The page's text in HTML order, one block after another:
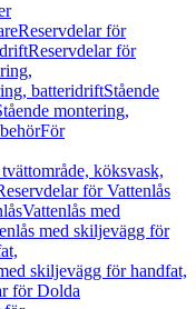
Reservdelar för
Reservdelar för
batteridriftStående
montering,
För
köksvask,
för Vattenlås
Vattenlås med
med skiljevägg för
skiljevägg för handfat,
för Dolda